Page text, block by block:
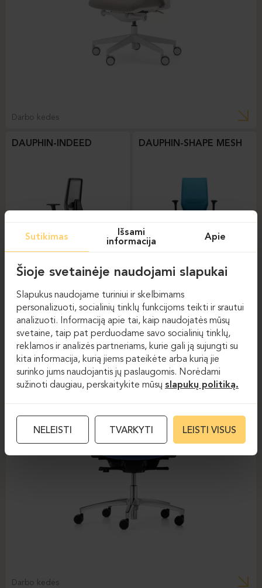
Darbo kėdės
DAUPHIN-INDEED
Darbo kėdės
DAUPHIN-SHAPE MESH
Darbo kėdės
DAUPHIN-STILO
Darbo kėdės
Sutikimas
Išsami
informacija
Apie
Šioje svetainėje naudojami slapukai
Slapukus naudojame turiniui ir skelbimams
personalizuoti, socialinių tinklų funkcijoms teikti ir srautui
analizuoti. Informaciją apie tai, kaip naudojatės mūsų
svetaine, taip pat perduodame savo socialinių tinklų,
reklamos ir analizės partneriams, kurie gali ją sujungti su
kita informacija, kurią jiems pateikėte arba kurią jie
surinko jums naudojantis jų paslaugomis. Norėdami
sužinoti daugiau, perskaitykite mūsų slapukų politiką.
NELEISTI TVARKYTI LEISTI VISUS